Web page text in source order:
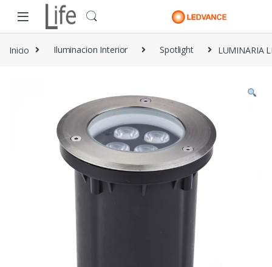
Skip to navigation
Skip to content
Inicio Iluminacion Interior Spotlight LUMINARIA